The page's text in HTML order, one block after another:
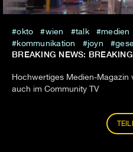
okto wien talk medien
kommunikation
joyn
BREAKING NEWS:
Hochwertiges Medien-Magazin
auch im Community TV